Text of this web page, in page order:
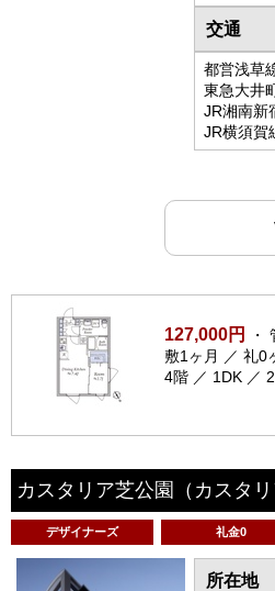
交通
都営浅草
東急大井
JR湘南新
JR横須賀
127,000円
・
敷1ヶ月 ／ 礼0
4階 ／ 1DK ／
カスタリア芝公園 （カスタ
デザイナーズ 礼金0
所在地